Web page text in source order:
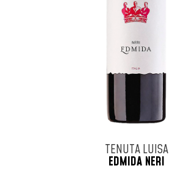
TENUTA LUISA
EDMIDA NERI